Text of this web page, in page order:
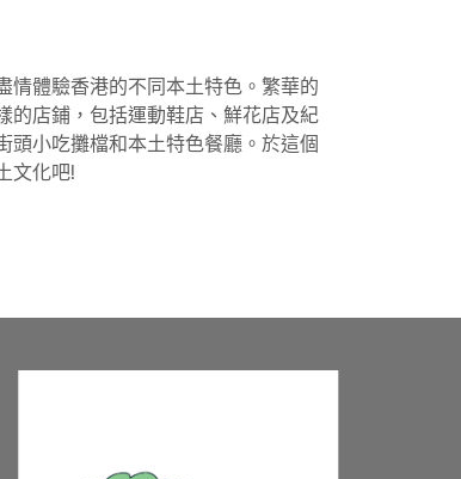
情體驗香港的不同本土特色。繁華的
的店鋪，包括運動鞋店、鮮花店及紀
頭小吃攤檔和本土特色餐廳。於這個
文化吧!